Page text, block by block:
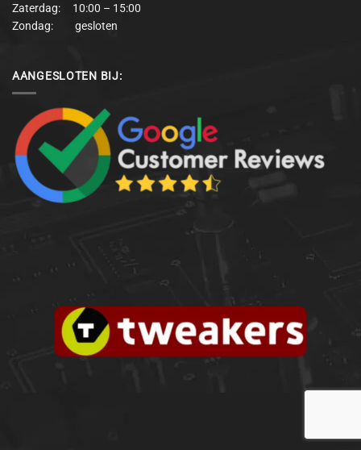
Zaterdag: 10:00 – 15:00
Zondag: gesloten
AANGESLOTEN BIJ: